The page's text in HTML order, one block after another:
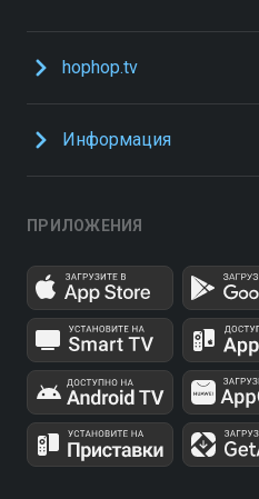
hophop.tv
Информация
ПРИЛОЖЕНИЯ